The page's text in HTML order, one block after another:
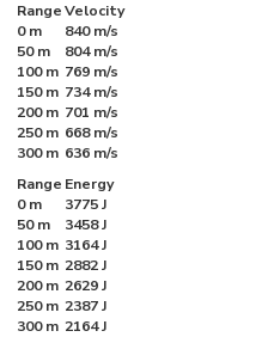
RangeVelocity
0 m
840 m/s
50 m
804 m/s
100 m 769 m/s
150 m 734 m/s
200 m 701 m/s
250 m 668 m/s
300 m 636 m/s
Range Energy
0 m
3775 J
50 m
3458 J
100 m 3164 J
150 m 2882 J
200 m 2629 J
250 m 2387 J
300 m 2164 J